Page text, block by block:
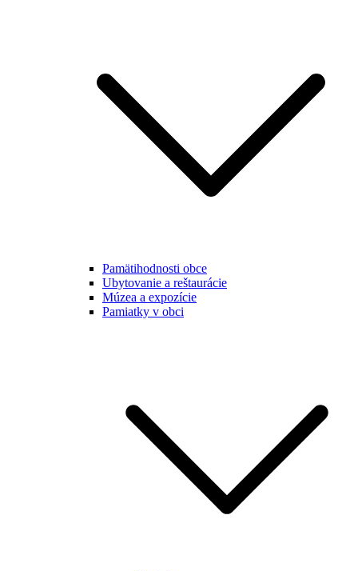
Pamätihodnosti obce
Ubytovanie a reštaurácie
Múzea a expozície
Pamiatky v obci